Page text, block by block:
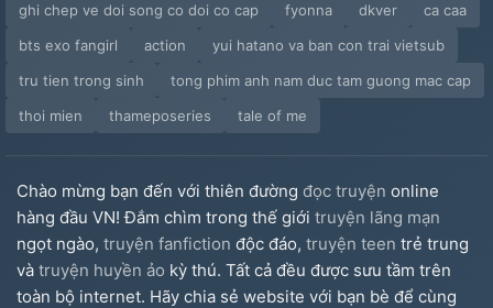
ghi chep ve doi song co doi co cap
fyonna dkver
ca caa
bts exo fangirl
action
yui hatano va ban con trai vietsub
tru tien trong sinh
tong phim anh nam duc tam guong mac cap
thoi mien
thameposeries tale of me
Chào mừng bạn đến với thiên đường đọc truyện online
hàng đầu VN! Đắm chìm trong thế giới truyện lãng mạn
ngọt ngào, truyện fanfiction độc đáo, truyện teen trẻ trung
và truyện huyền ảo kỳ thú. Tất cả đều được sưu tầm trên
toàn bộ internet. Hãy chia sẻ website với bạn bè để cùng